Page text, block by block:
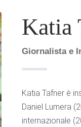
Katia
Giornalista e
Katia Tafner è
Daniel Lumera
internazionale